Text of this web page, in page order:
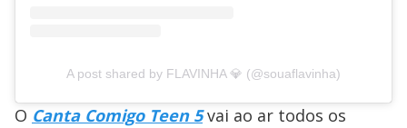
A post shared by FLAVINHA 💎 (@souaflavinha)
O Canta Comigo Teen 5 vai ao ar todos os